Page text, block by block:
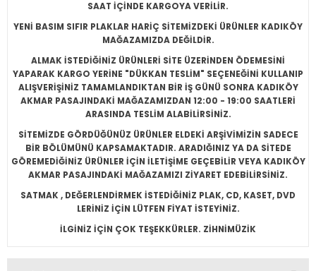
SAAT İÇİNDE KARGOYA VERİLİR.
YENİ BASIM SIFIR PLAKLAR HARİÇ SİTEMİZDEKİ ÜRÜNLER KADIKÖY
MAĞAZAMIZDA DEĞİLDİR.
ALMAK İSTEDİĞİNİZ ÜRÜNLERİ SİTE ÜZERİNDEN ÖDEMESİNİ
YAPARAK KARGO YERİNE "DÜKKAN TESLİM" SEÇENEĞİNİ KULLANIP
ALIŞVERİŞİNİZ TAMAMLANDIKTAN BİR İŞ GÜNÜ SONRA KADIKÖY
AKMAR PASAJINDAKİ MAĞAZAMIZDAN 12:00 - 19:00 SAATLERİ
ARASINDA TESLİM ALABİLİRSİNİZ.
SİTEMİZDE GÖRDÜĞÜNÜZ ÜRÜNLER ELDEKİ ARŞİVİMİZİN SADECE
BİR BÖLÜMÜNÜ KAPSAMAKTADIR. ARADIĞINIZ YA DA SİTEDE
GÖREMEDİĞİNİZ ÜRÜNLER İÇİN İLETİŞİME GEÇEBİLİR VEYA KADIKÖY
AKMAR PASAJINDAKİ MAĞAZAMIZI ZİYARET EDEBİLİRSİNİZ.
SATMAK , DEĞERLENDİRMEK İSTEDİĞİNİZ PLAK, CD, KASET, DVD
LERİNİZ İÇİN LÜTFEN FİYAT İSTEYİNİZ.
İLGİNİZ İÇİN ÇOK TEŞEKKÜRLER. ZİHNİMÜZİK